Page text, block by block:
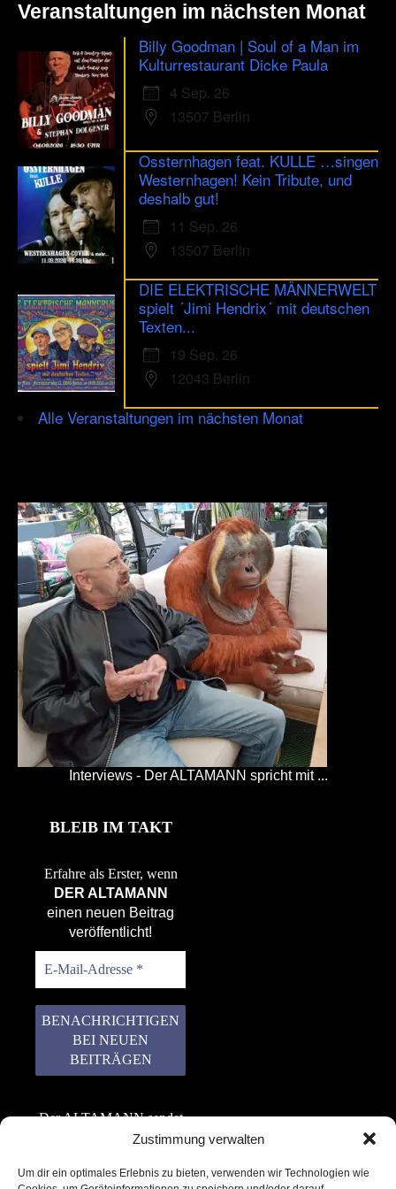
Zustimmung verwalten
Um dir ein optimales Erlebnis zu bieten, verwenden wir Technologien wie
Veranstaltungen im nächsten Monat
Billy Goodman | Soul of a Man im
Kulturrestaurant Dicke Paula
4 Sep. 26
13507 Berlin
Ossternhagen feat. KULLE …singen
Westernhagen! Kein Tribute, und
deshalb gut!
11 Sep. 26
13507 Berlin
DIE ELEKTRISCHE MÄNNERWELT
spielt ´Jimi Hendrix´ mit deutschen
Texten...
19 Sep. 26
12043 Berlin
Alle Veranstaltungen im nächsten Monat
Interviews - Der ALTAMANN spricht mit ...
BLEIB IM TAKT
Erfahre als Erster, wenn
DER ALTAMANN
einen neuen Beitrag
veröffentlicht!
Der ALTAMANN sendet
keinen Spam! Er gibt
weiter. Erfahre mehr in